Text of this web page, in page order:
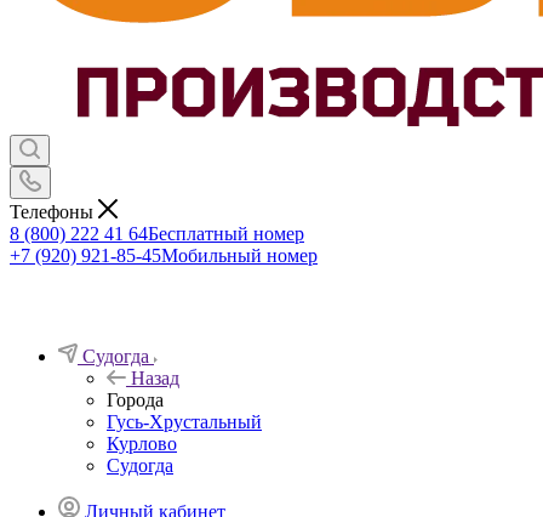
Телефоны
8 (800) 222 41 64Бесплатный номер
+7 (920) 921-85-45Мобильный номер
Судогда
Назад
Города
Гусь-Хрустальный
Курлово
Судогда
Личный кабинет